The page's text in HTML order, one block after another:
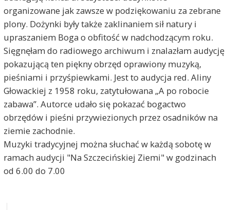
organizowane jak zawsze w podziękowaniu za zebrane
plony. Dożynki były także zaklinaniem sił natury i
upraszaniem Boga o obfitość w nadchodzącym roku.
Sięgnęłam do radiowego archiwum i znalazłam audycję
pokazującą ten piękny obrzęd oprawiony muzyką,
pieśniami i przyśpiewkami. Jest to audycja red. Aliny
Głowackiej z 1958 roku, zatytułowana „A po robocie
zabawa”. Autorce udało się pokazać bogactwo
obrzędów i pieśni przywiezionych przez osadników na
ziemie zachodnie.
Muzyki tradycyjnej można słuchać w każdą sobotę w
ramach audycji "Na Szczecińskiej Ziemi" w godzinach
od 6.00 do 7.00